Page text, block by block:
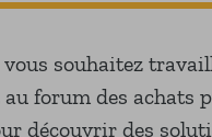
souhaitez
forum des achats
découvrir des